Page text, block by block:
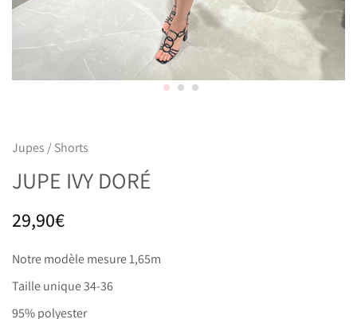
Jupes / Shorts
JUPE IVY DORÉ
29,90€
Notre modèle mesure 1,65m
Taille unique 34-36
95% polyester